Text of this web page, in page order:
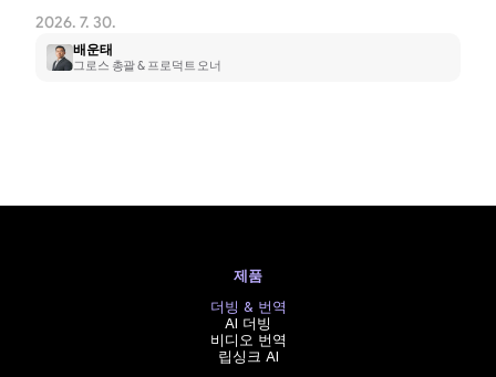
2026. 7. 30.
배운태
그로스 총괄 & 프로덕트 오너
제품
더빙 & 번역
AI 더빙
비디오 번역
립싱크 AI